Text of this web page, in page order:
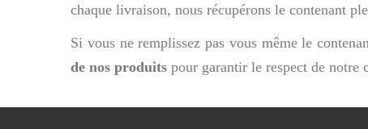
chaque livraison, nous récupérons le contenant
Si vous ne remplissez pas vous même le
de nos produits pour garantir le respect de notre